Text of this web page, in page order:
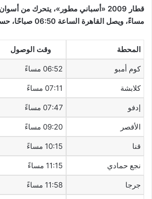
مساءً، ويصل القاهرة الساعة 06:50 صباحًا، حسب الجدول التالي:
المحطة وقت الوصول
كوم أمبو 06:52 مساءً
كلابشة 07:11 مساءً
إدفو 07:47 مساءً
الأقصر 09:20 مساءً
قنا 10:15 مساءً
نجع حمادي 11:15 مساءً
جرجا 11:58 مساءً